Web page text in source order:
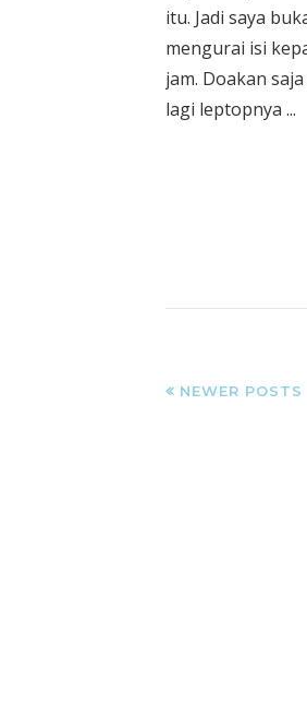
itu. Jadi saya
mengurai isi
jam. Doakan
lagi leptopnya ...
NEWER POSTS